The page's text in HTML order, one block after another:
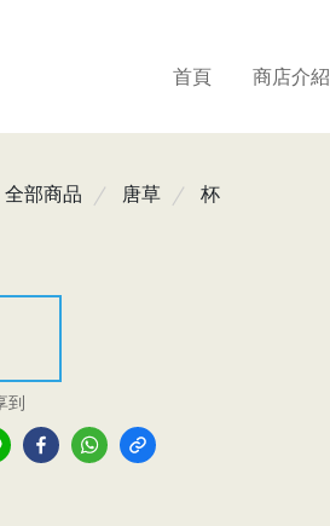
首頁 商店介紹
全部商品 唐草 杯
到